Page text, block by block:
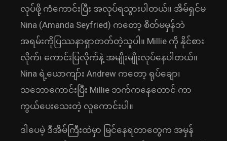
လုပ်ဖို့ ကံကောင်းပြီး အလုပ်ရသွားပါတယ်။ အိမ်ရှင်မ
Nina (Amanda Seyfried) ကတော့ စိတ်မမှန်ဘဲ
အရမ်းကိုပြဿနာရှာတတ်တဲ့သူပါ။ Millie ကို နိုင်စား
လိုက်၊ ကောင်းပြလိုက်နဲ့ အမျိုးမျိုးလုပ်နေပါတယ်။
Nina ရဲ့ယောကျာ်း Andrew ကတော့ ရုပ်ချော၊
သဘောကောင်းပြီး Millie ဘက်ကနေတောင် ကာ
ကွယ်ပေးသေးတဲ့ လူကောင်းပါ။
ဒါပေမဲ့ ဒီအိမ်ကြီးထဲမှာ မြင်နေရတာတွေက အမှန်